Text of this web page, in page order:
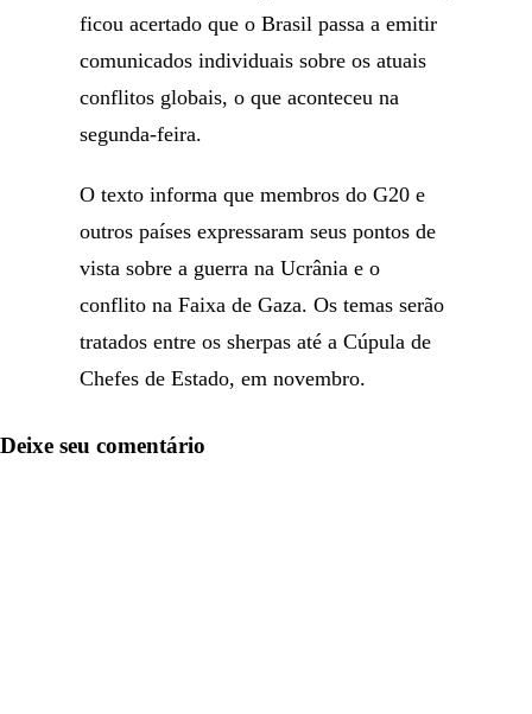
ficou acertado que o Brasil passa a emitir
comunicados individuais sobre os atuais
conflitos globais, o que aconteceu na
segunda-feira.
O texto informa que membros do G20 e
outros países expressaram seus pontos de
vista sobre a guerra na Ucrânia e o
conflito na Faixa de Gaza. Os temas serão
tratados entre os sherpas até a Cúpula de
Chefes de Estado, em novembro.
Deixe seu comentário